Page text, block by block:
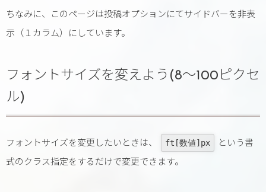
ちなみに、このページは投稿オプションにてサイドバーを非表
示（１カラム）にしています。
フォントサイズを変えよう(8〜100ピクセ
ル)
フォントサイズを変更したいときは、 ft[数値]px という書
式のクラス指定をするだけで変更できます。